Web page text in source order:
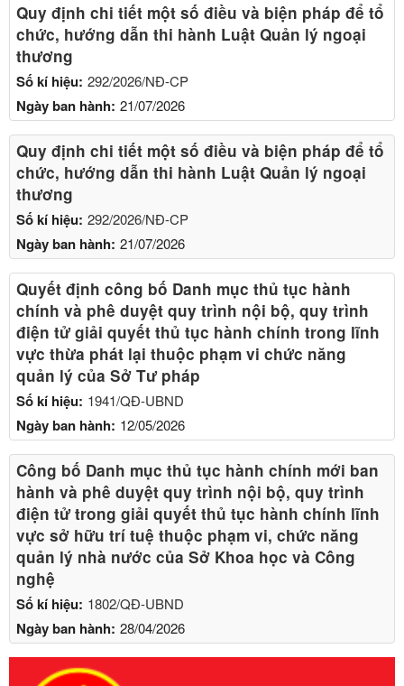
Số kí hiệu: 292/2026/NĐ-CP
Ngày ban hành: 21/07/2026
Quy định chi tiết một số điều và biện pháp để tổ
chức, hướng dẫn thi hành Luật Quản lý ngoại
thương
Số kí hiệu: 292/2026/NĐ-CP
Ngày ban hành: 21/07/2026
Quy định chi tiết một số điều và biện pháp để tổ
chức, hướng dẫn thi hành Luật Quản lý ngoại
thương
Số kí hiệu: 1941/QĐ-UBND
Ngày ban hành: 12/05/2026
Quyết định công bố Danh mục thủ tục hành
chính và phê duyệt quy trình nội bộ, quy trình
điện tử giải quyết thủ tục hành chính trong lĩnh
vực thừa phát lại thuộc phạm vi chức năng
quản lý của Sở Tư pháp
Số kí hiệu: 1802/QĐ-UBND
Ngày ban hành: 28/04/2026
Công bố Danh mục thủ tục hành chính mới ban
hành và phê duyệt quy trình nội bộ, quy trình
điện tử trong giải quyết thủ tục hành chính lĩnh
vực sở hữu trí tuệ thuộc phạm vi, chức năng
quản lý nhà nước của Sở Khoa học và Công
nghệ